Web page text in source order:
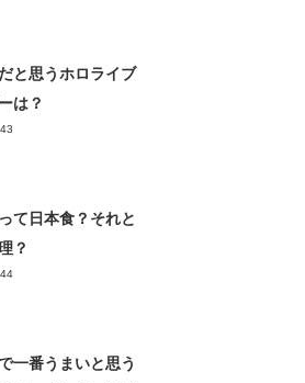
と思うホロライブ
は？
て日本食？それと
？
一番うまいと思う